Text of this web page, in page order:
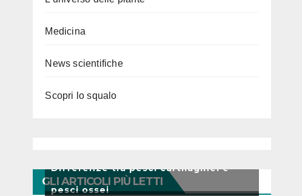
Medicina
News scientifiche
Scopri lo squalo
GLI ARTICOLI PIÙ LETTI
Differenze tra pesci cartilaginei e
pesci ossei